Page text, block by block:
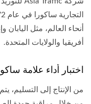
أنحاء العالم، مثل
أفريقيا والولايات المتحدة.
اختبار أداء علامة
من الإنتاج إلى التسليم،